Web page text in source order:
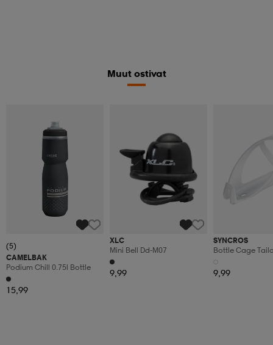
Muut ostivat
(5)
CAMELBAK
Podium Chill 0.75l Bottle
15,99
XLC
Mini Bell Dd-M07
9,99
SYNCROS
Bottle Cage
9,99